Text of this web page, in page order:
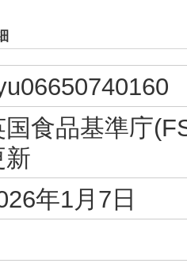
国食品基準庁
新
年1月7日